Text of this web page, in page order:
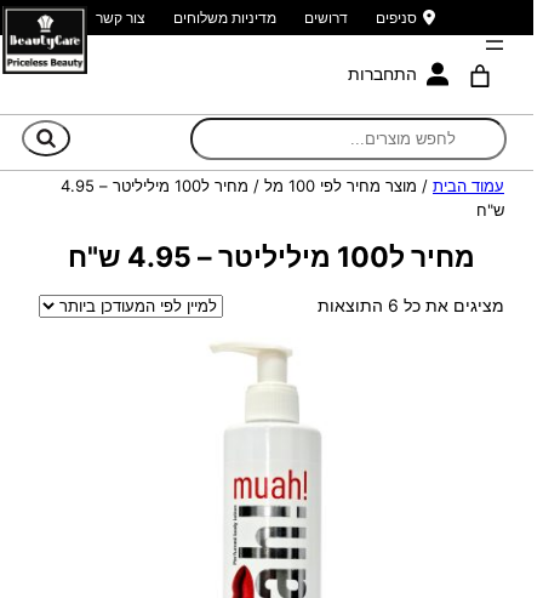
סניפים דרושים מדיניות משלוחים צור קשר
התחברות
עמוד הבית
/ מוצר מחיר לפי 100 מל / מחיר ל100 מיליליטר – 4.95
ש"ח
מחיר ל100 מיליליטר – 4.95 ש"ח
מציגים את כל ⁦6⁩ התוצאות
ממוין
הפריט
העדכני